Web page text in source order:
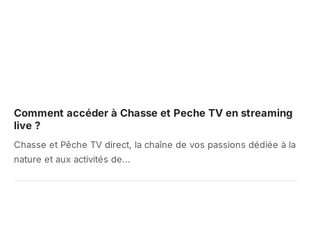
Comment accéder à Chasse et Peche TV en streaming
live ?
Chasse et Pêche TV direct, la chaîne de vos passions dédiée à la
nature et aux activités de...